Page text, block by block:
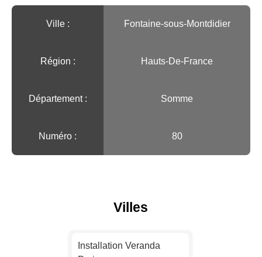
Ville :️ Fontaine-sous-Montdidier
Région :️ Hauts-De-France
Département : Somme
Numéro : 80
Villes
Installation Veranda